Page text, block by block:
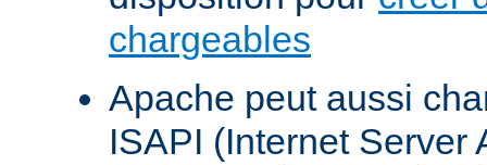
chargeables
Apache peut aussi
ISAPI (Internet Server